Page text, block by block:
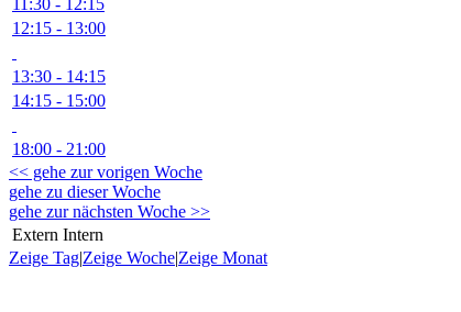
11:30 - 12:15
12:15 - 13:00
13:30 - 14:15
14:15 - 15:00
18:00 - 21:00
<< gehe zur vorigen Woche
gehe zu dieser Woche
gehe zur nächsten Woche >>
Extern Intern
Zeige Tag|Zeige Woche|Zeige Monat